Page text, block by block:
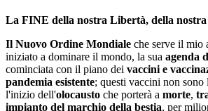
La FINE della nostra Libertà, della nostra
Il Nuovo Ordine Mondiale che serve il mio
iniziato a dominare il mondo, la sua agenda
cominciata con il piano dei vaccini e
pandemia esistente; questi vaccini non sono
l'inizio dell'olocausto che porterà a morte,
impianto del marchio della bestia, per